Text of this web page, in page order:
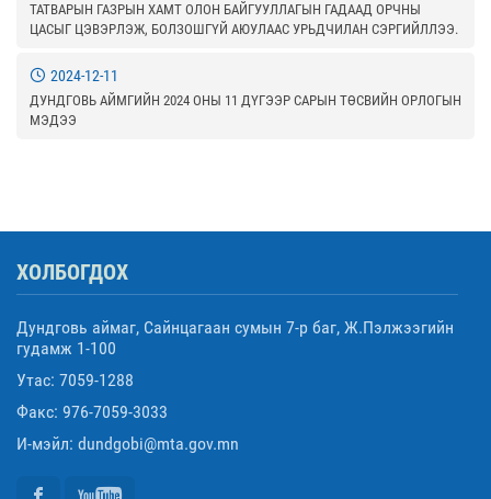
ТАТВАРЫН ГАЗРЫН ХАМТ ОЛОН БАЙГУУЛЛАГЫН ГАДААД ОРЧНЫ
ЦАСЫГ ЦЭВЭРЛЭЖ, БОЛЗОШГҮЙ АЮУЛААС УРЬДЧИЛАН СЭРГИЙЛЛЭЭ.
2024-12-11
ДУНДГОВЬ АЙМГИЙН 2024 ОНЫ 11 ДҮГЭЭР САРЫН ТӨСВИЙН ОРЛОГЫН
МЭДЭЭ
ХОЛБОГДОХ
Дундговь аймаг, Сайнцагаан сумын 7-р баг, Ж.Пэлжээгийн
гудамж 1-100
Утас: 7059-1288
Факс: 976-7059-3033
И-мэйл: dundgobi@mta.gov.mn